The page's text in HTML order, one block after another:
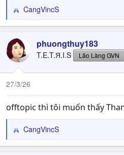
R
e
c
t
i
o
n
s
CangVincS
phuongthuy183
T.E.T.Я.I.S Lão Làng GVN
27/3/26
offtopic thì tôi muốn thấy
R
e
CangVincS